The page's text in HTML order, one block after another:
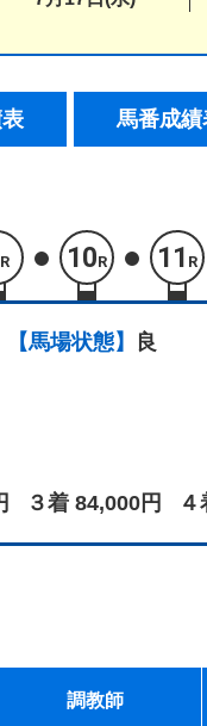
馬番成績
R 10R 11 R
【馬場状態】 良
３着 84,000円
調教師